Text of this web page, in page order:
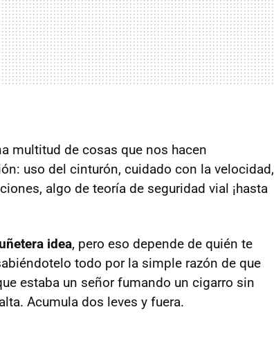
multitud de cosas que nos hacen
uso del cinturón, cuidado con la velocidad,
algo de teoría de seguridad vial ¡hasta
idea, pero eso depende de quién te
todo por la simple razón de que
estaba un señor fumando un cigarro sin
Acumula dos leves y fuera.